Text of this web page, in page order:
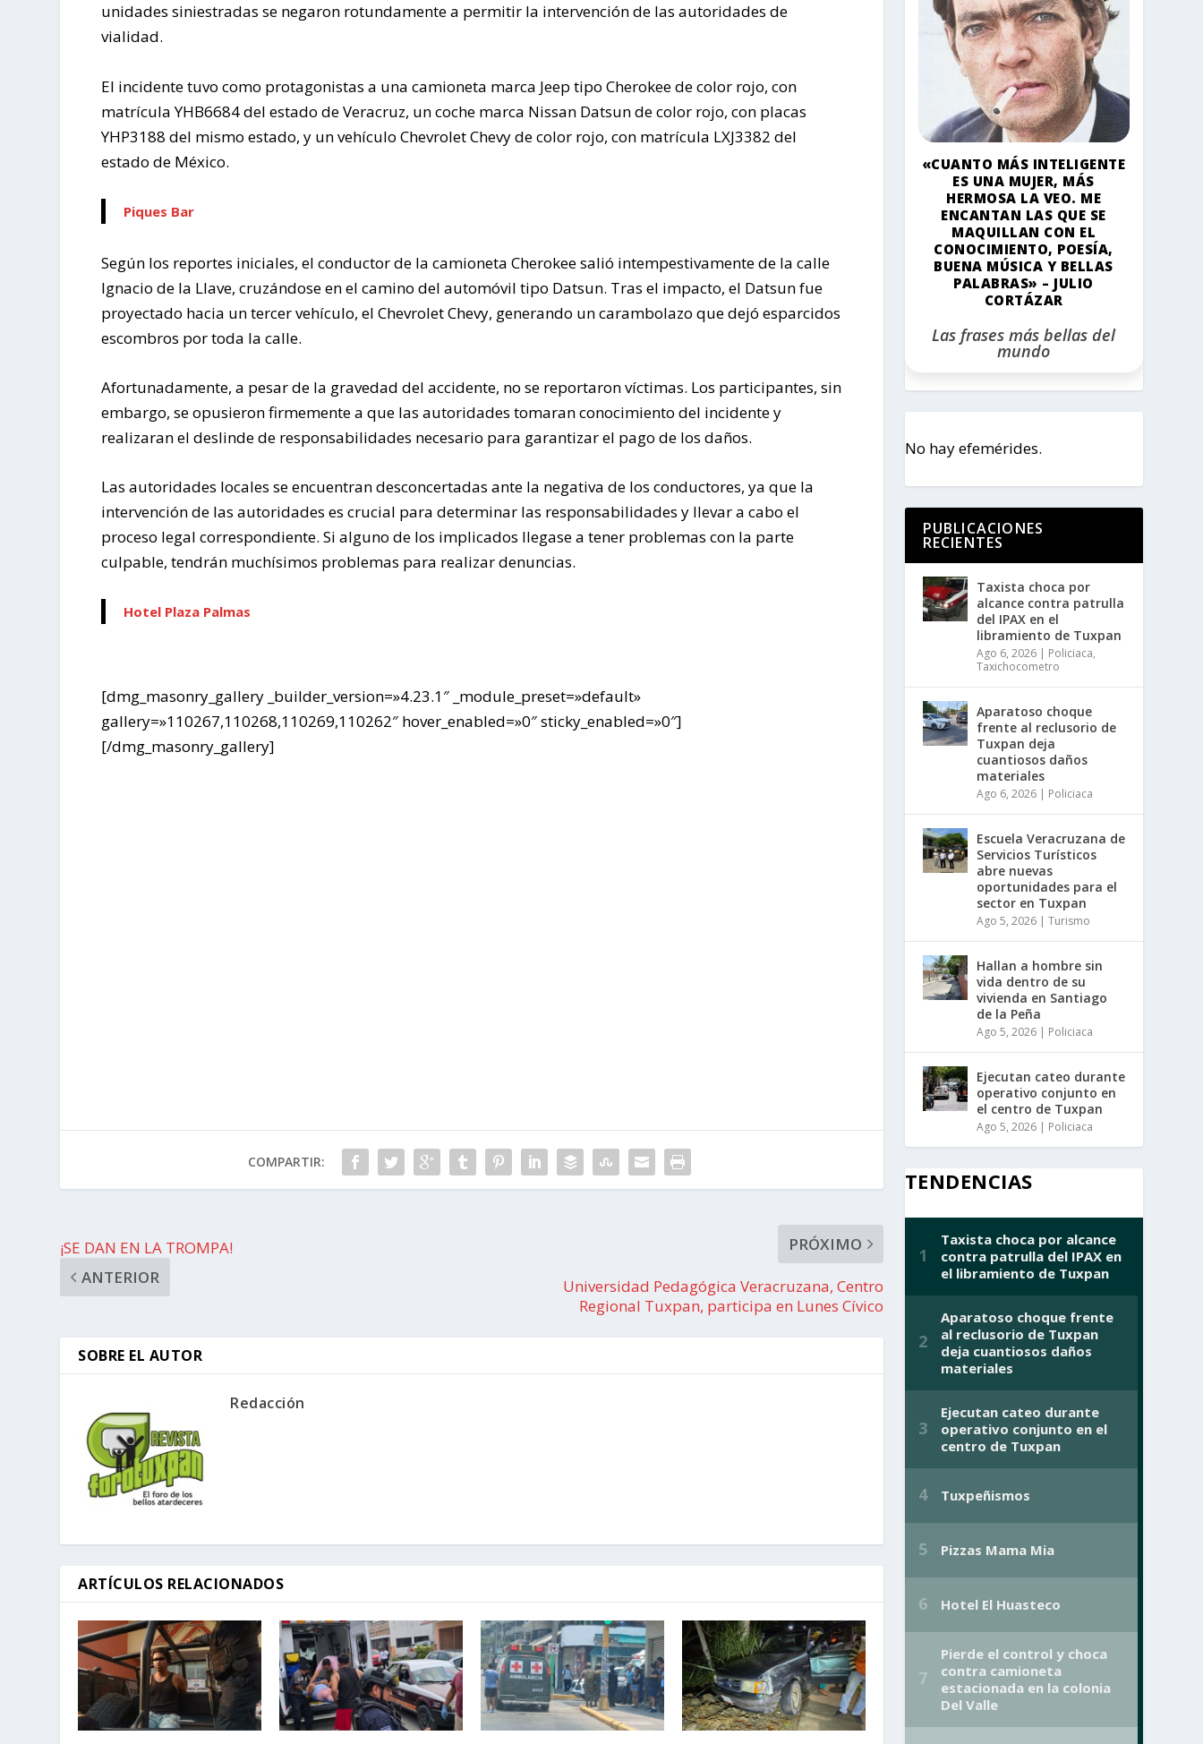
unidades siniestradas se negaron rotundamente a permitir la intervención de las autoridades de
vialidad.
El incidente tuvo como protagonistas a una camioneta marca Jeep tipo Cherokee de color rojo, con
matrícula YHB6684 del estado de Veracruz, un coche marca Nissan Datsun de color rojo, con placas
YHP3188 del mismo estado, y un vehículo Chevrolet Chevy de color rojo, con matrícula LXJ3382 del
estado de México.
Piques Bar
Según los reportes iniciales, el conductor de la camioneta Cherokee salió intempestivamente de la calle
Ignacio de la Llave, cruzándose en el camino del automóvil tipo Datsun. Tras el impacto, el Datsun fue
proyectado hacia un tercer vehículo, el Chevrolet Chevy, generando un carambolazo que dejó esparcidos
escombros por toda la calle.
Afortunadamente, a pesar de la gravedad del accidente, no se reportaron víctimas. Los participantes, sin
embargo, se opusieron firmemente a que las autoridades tomaran conocimiento del incidente y
realizaran el deslinde de responsabilidades necesario para garantizar el pago de los daños.
Las autoridades locales se encuentran desconcertadas ante la negativa de los conductores, ya que la
intervención de las autoridades es crucial para determinar las responsabilidades y llevar a cabo el
proceso legal correspondiente. Si alguno de los implicados llegase a tener problemas con la parte
culpable, tendrán muchísimos problemas para realizar denuncias.
Hotel Plaza Palmas
[dmg_masonry_gallery _builder_version=»4.23.1″ _module_preset=»default»
gallery=»110267,110268,110269,110262″ hover_enabled=»0″ sticky_enabled=»0″]
[/dmg_masonry_gallery]
COMPARTIR:
¡SE DAN EN LA TROMPA!
ANTERIOR
PRÓXIMO
Universidad Pedagógica Veracruzana, Centro
Regional Tuxpan, participa en Lunes Cívico
SOBRE EL AUTOR
Redacción
ARTÍCULOS RELACIONADOS
«CUANTO MÁS INTELIGENTE
ES UNA MUJER, MÁS
HERMOSA LA VEO. ME
ENCANTAN LAS QUE SE
MAQUILLAN CON EL
CONOCIMIENTO, POESÍA,
BUENA MÚSICA Y BELLAS
PALABRAS» – JULIO
CORTÁZAR
Las frases más bellas del
mundo
No hay efemérides.
PUBLICACIONES
RECIENTES
Taxista choca por
alcance contra patrulla
del IPAX en el
libramiento de Tuxpan
Ago 6, 2026| Policiaca,
Taxichocometro
Aparatoso choque
frente al reclusorio de
Tuxpan deja
cuantiosos daños
materiales
Ago 6, 2026| Policiaca
Escuela Veracruzana de
Servicios Turísticos
abre nuevas
oportunidades para el
sector en Tuxpan
Ago 5, 2026| Turismo
Hallan a hombre sin
vida dentro de su
vivienda en Santiago
de la Peña
Ago 5, 2026| Policiaca
Ejecutan cateo durante
operativo conjunto en
el centro de Tuxpan
Ago 5, 2026| Policiaca
TENDENCIAS